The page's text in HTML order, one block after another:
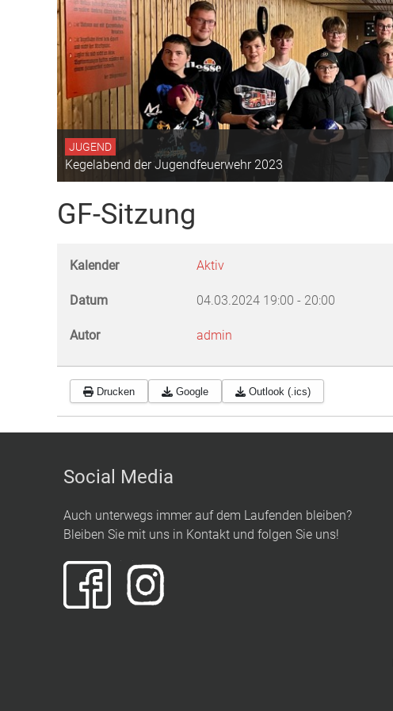
JUGEND
Kegelabend der Jugendfeuerwehr 2023
GF-Sitzung
Kalender Aktiv
Datum 04.03.2024 19:00 - 20:00
Autor admin
Drucken Google Outlook (.ics)
Social Media
Auch unterwegs immer auf dem Laufenden bleiben?
Bleiben Sie mit uns in Kontakt und folgen Sie uns!